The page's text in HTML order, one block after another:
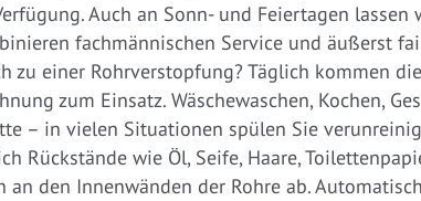
Auch an Sonn- und Feiertagen
fachmännischen Service und äußerst
zu einer Rohrverstopfung? Täglich kommen
zum Einsatz. Wäschewaschen, Kochen,
– in vielen Situationen spülen Sie
Rückstände wie Öl, Seife, Haare,
an den Innenwänden der Rohre ab.